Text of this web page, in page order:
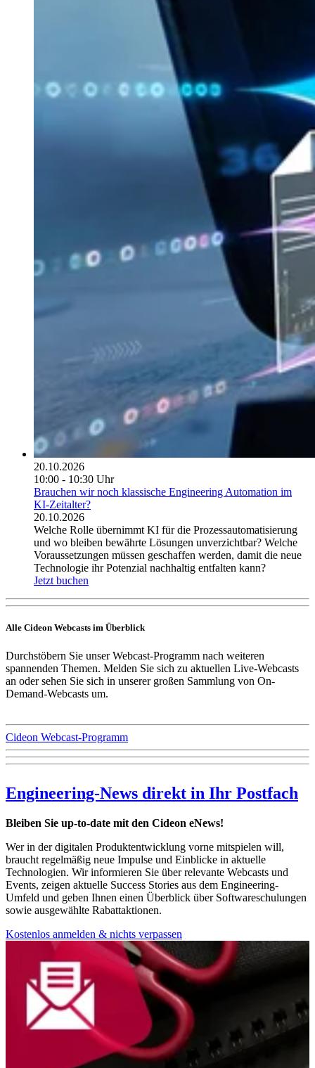
20.10.2026
10:00 - 10:30 Uhr
Brauchen wir noch klassische Engineering Automation im
KI-Zeitalter?
20.10.2026
Welche Rolle übernimmt KI für die Prozessautomatisierung
und wo bleiben bewährte Lösungen unverzichtbar? Welche
Voraussetzungen müssen geschaffen werden, damit die neue
Technologie ihr Potenzial nachhaltig entfalten kann?
Jetzt buchen
Alle Cideon Webcasts im Überblick
Durchstöbern Sie unser Webcast-Programm nach weiteren
spannenden Themen. Melden Sie sich zu aktuellen Live-Webcasts
an oder sehen Sie sich in unserer großen Sammlung von On-
Demand-Webcasts um.
Cideon Webcast-Programm
Engineering-News direkt in Ihr Postfach
Bleiben Sie up-to-date mit den Cideon eNews!
Wer in der digitalen Produktentwicklung vorne mitspielen will,
braucht regelmäßig neue Impulse und Einblicke in aktuelle
Technologien. Wir informieren Sie über relevante Webcasts und
Events, zeigen aktuelle Success Stories aus dem Engineering-
Umfeld und geben Ihnen einen Überblick über Softwareschulungen
sowie ausgewählte Rabattaktionen.
Kostenlos anmelden & nichts verpassen